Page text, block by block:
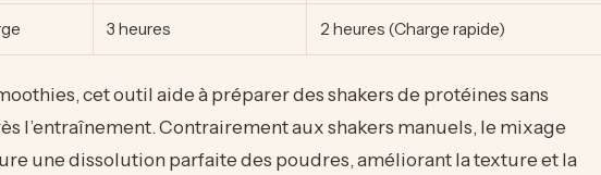
3 heures 2 heures (Charge rapide)
cet outil aide à préparer des shakers de protéines sans
l’entraînement. Contrairement aux shakers manuels, le mixage
une dissolution parfaite des poudres, améliorant la texture et la